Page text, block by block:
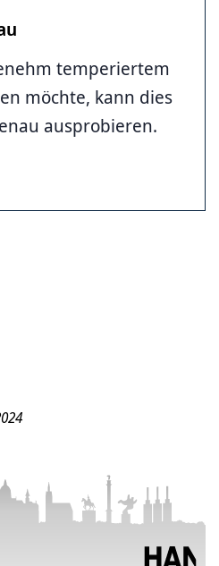
temperiertem
möchte, kann dies
ausprobieren.